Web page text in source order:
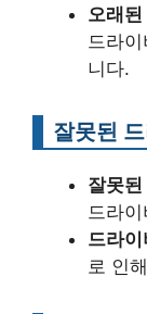
오래된
드라
니다.
잘못된
잘못된
드라
드라
로 인